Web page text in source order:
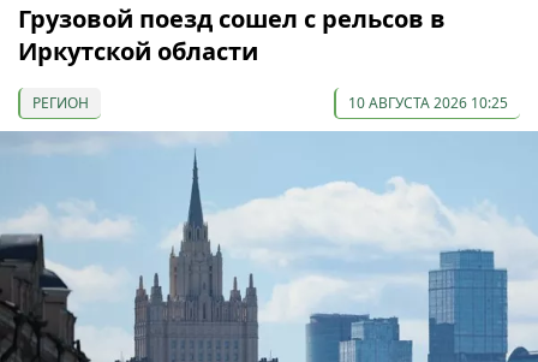
Грузовой поезд сошел с рельсов в
Иркутской области
РЕГИОН 10 АВГУСТА 2026 10:25